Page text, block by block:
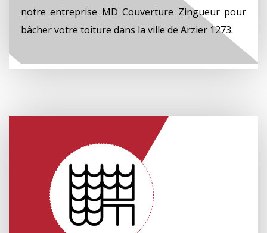
notre entreprise MD Couverture Zingueur pour
bâcher votre toiture dans la ville de Arzier 1273.